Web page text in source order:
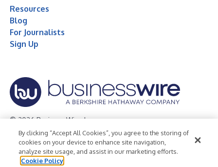
Resources
Blog
For Journalists
Sign Up
© 2026 Business Wire, Inc.
Privacy Policy Cookie Policy
Accessibility Statement
Terms of Use
Legal
By clicking “Accept All Cookies”, you agree to the storing of
cookies on your device to enhance site navigation,
analyze site usage, and assist in our marketing efforts.
Cookie Policy